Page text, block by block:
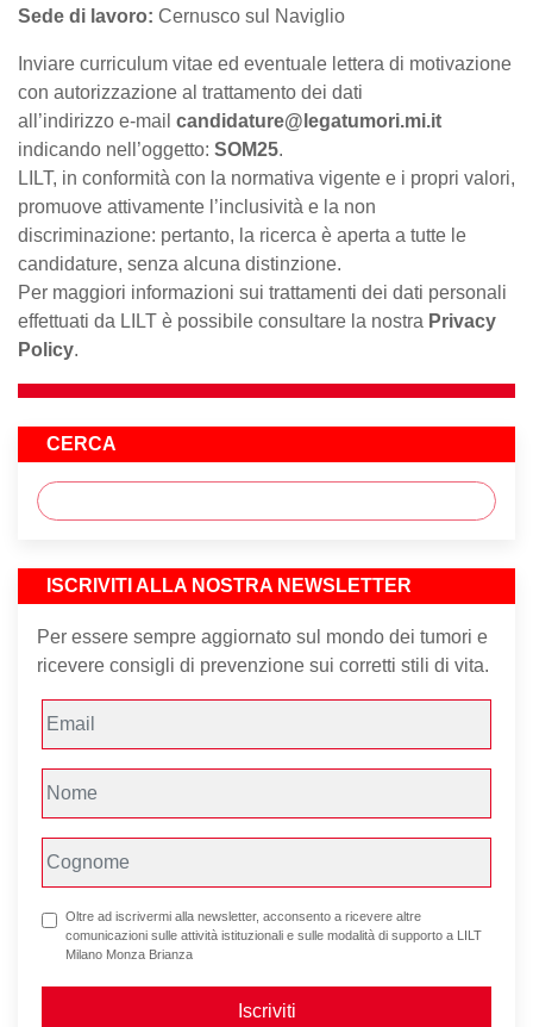
Sede di lavoro: Cernusco sul Naviglio
Inviare curriculum vitae ed eventuale lettera di motivazione
con autorizzazione al trattamento dei dati
all’indirizzo e-mail candidature@legatumori.mi.it
indicando nell’oggetto: SOM25.
LILT, in conformità con la normativa vigente e i propri valori,
promuove attivamente l’inclusività e la non
discriminazione: pertanto, la ricerca è aperta a tutte le
candidature, senza alcuna distinzione.
Per maggiori informazioni sui trattamenti dei dati personali
effettuati da LILT è possibile consultare la nostra Privacy
Policy.
CERCA
ISCRIVITI ALLA NOSTRA NEWSLETTER
Per essere sempre aggiornato sul mondo dei tumori e
ricevere consigli di prevenzione sui corretti stili di vita.
Oltre ad iscrivermi alla newsletter, acconsento a ricevere altre
comunicazioni sulle attività istituzionali e sulle modalità di supporto a LILT
Milano Monza Brianza
Iscriviti